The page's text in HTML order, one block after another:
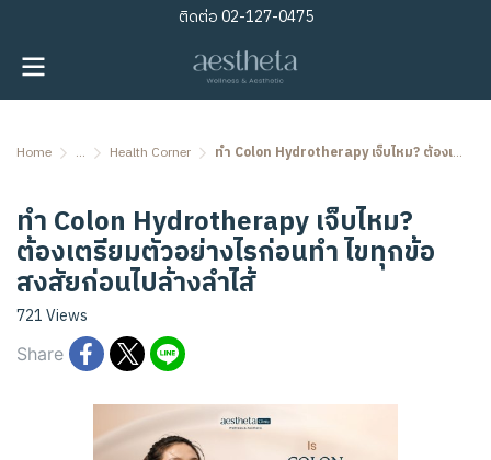
ติดต่อ02-127-0475
Home ... Health Corner ทำ Colon Hydrotherapy เจ็บไหม? ต้องเตรียมตัวอย่างไรก่อนทำ ไขทุกข้อสงสัยก่อนไปล้างลำไส้
ทำ Colon Hydrotherapy เจ็บไหม?
ต้องเตรียมตัวอย่างไรก่อนทำ ไขทุกข้อ
สงสัยก่อนไปล้างลำไส้
721 Views
Share